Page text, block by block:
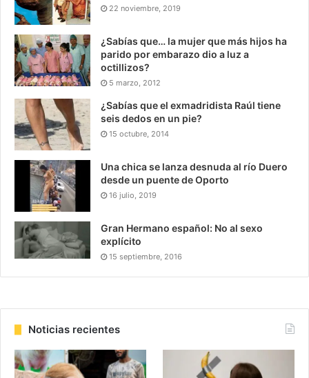
22 noviembre, 2019
¿Sabías que… la mujer que más hijos ha
parido por embarazo dio a luz a
octillizos?
5 marzo, 2012
¿Sabías que el exmadridista Raúl tiene
seis dedos en un pie?
15 octubre, 2014
Una chica se lanza desnuda al río Duero
desde un puente de Oporto
16 julio, 2019
Gran Hermano español: No al sexo
explícito
15 septiembre, 2016
Noticias recientes